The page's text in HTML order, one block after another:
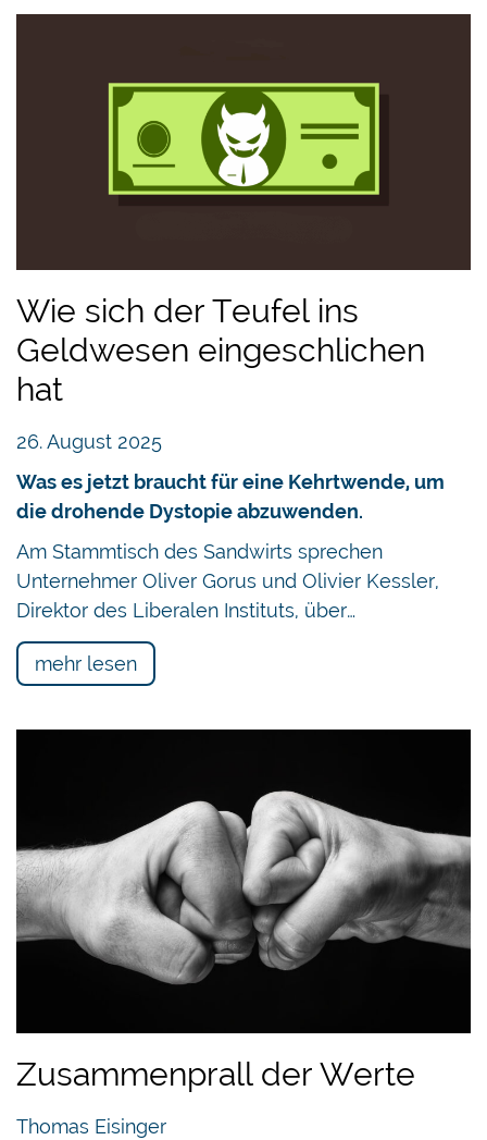
Wie sich der Teufel ins
Geldwesen eingeschlichen
hat
26. August 2025
Was es jetzt braucht für eine Kehrtwende, um
die drohende Dystopie abzuwenden.
Am Stammtisch des Sandwirts sprechen
Unternehmer Oliver Gorus und Olivier Kessler,
Direktor des Liberalen Instituts, über…
mehr lesen
Zusammenprall der Werte
Thomas Eisinger